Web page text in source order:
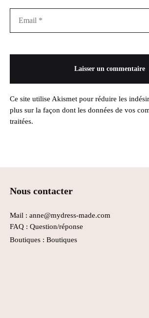
Ce site utilise Akismet pour réduire les
plus sur la façon dont les données de vos
traitées.
Nous contacter
Mail : anne@mydress-made.com
FAQ : Question/réponse
Boutiques : Boutiques